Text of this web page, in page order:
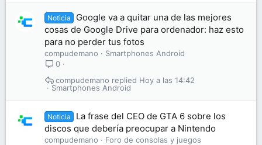
Noticia
Google va a quitar una de las mejores
cosas de Google Drive para ordenador: haz esto
para no perder tus fotos
compudemano
Smartphones Android
0
Smartphones Android
Hoy a las 14:42
compudemano
Noticia
La frase del CEO de GTA 6 sobre los
discos que debería preocupar a Nintendo
compudemano
Foro de consolas y juegos